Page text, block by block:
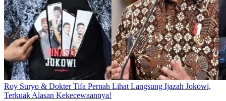
Roy Suryo & Dokter Tifa Pernah Lihat Langsung Ijazah Jokowi,
Terkuak Alasan Kekecewaannya!